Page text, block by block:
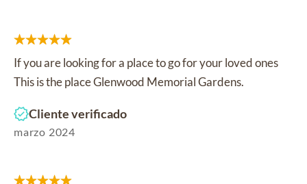
If you are looking for a place to go for your loved ones
This is the place Glenwood Memorial Gardens.
Cliente verificado
marzo 2024